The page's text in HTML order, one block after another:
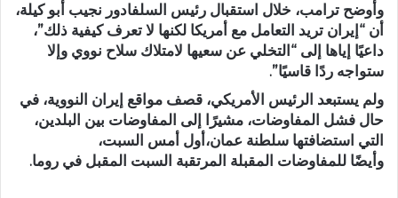
وأوضح ترامب، خلال استقبال رئيس السلفادور نجيب أبو كيلة،
أن “إيران تريد التعامل مع أمريكا لكنها لا تعرف كيفية ذلك”،
داعيًا إياها إلى “التخلي عن سعيها لامتلاك سلاح نووي وإلا
ستواجه ردًا قاسيًا”.
ولم يستبعد الرئيس الأمريكي، قصف مواقع إيران النووية، في
حال فشل المفاوضات، مشيرًا إلى المفاوضات بين البلدين،
التي استضافتها سلطنة عمان،أول أمس السبت،
وأيضًا للمفاوضات المقبلة المرتقبة السبت المقبل في روما.